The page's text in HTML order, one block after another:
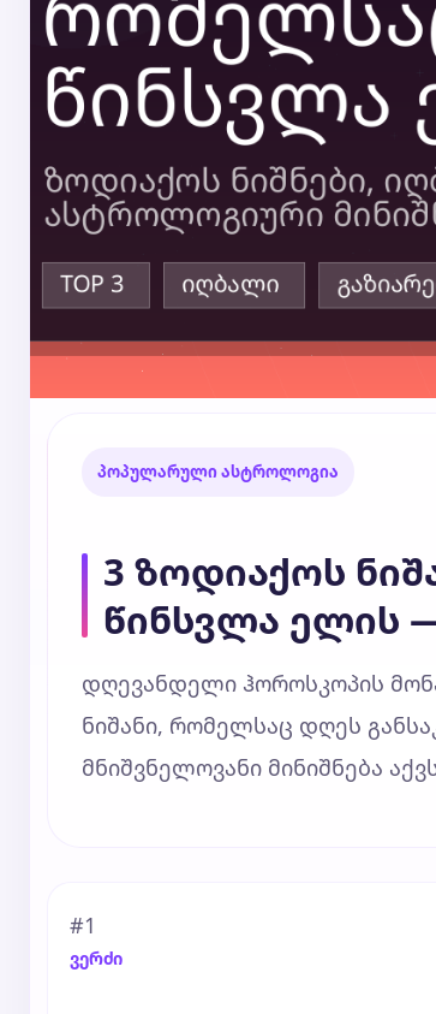
პოპულარული ასტროლოგია
3 ზოდიაქოს
წინსვლა ელის —
დღევანდელი ჰოროსკოპის
ნიშანი, რომელსაც დღეს
მნიშვნელოვანი მინიშნება
#1
ვერძი